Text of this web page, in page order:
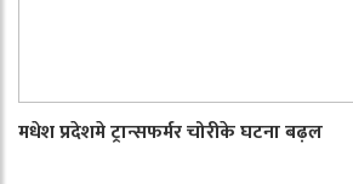
मधेश प्रदेशमे ट्रान्सफर्मर चोरीके घटना बढ़ल